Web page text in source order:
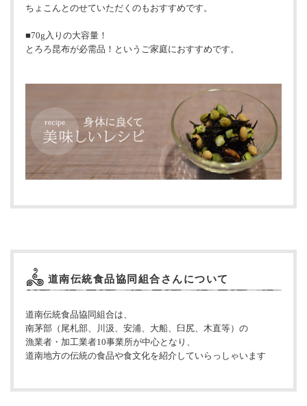
ちょこんとのせていただくのもおすすめです。
■70g入りの大容量！
とろろ昆布が必需品！というご家庭におすすめです。
道南伝統食品協同組合さんについて
道南伝統食品協同組合は、
南茅部（尾札部、川汲、安浦、大船、臼尻、木直等）の
漁業者・加工業者10事業所が中心となり、
道南地方の伝統の食品や食文化を紹介していらっしゃいます